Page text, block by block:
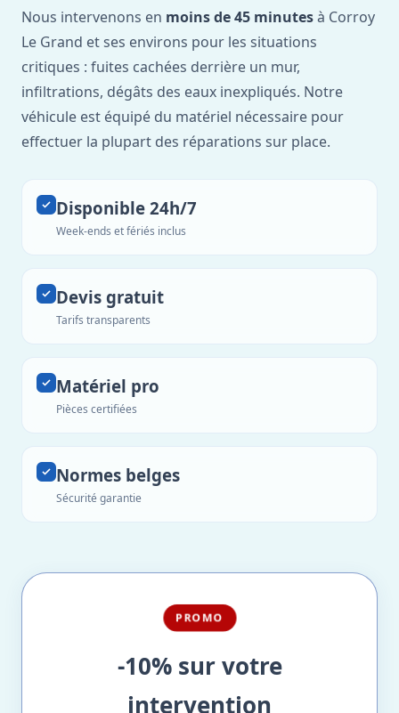
Nous intervenons en moins de 45 minutesà Corroy
Le Grand et ses environs pour les situations
critiques : fuites cachées derrière un mur,
infiltrations, dégâts des eaux inexpliqués. Notre
véhicule est équipé du matériel nécessaire pour
effectuer la plupart des réparations sur place.
Disponible 24h/7
Week-ends et fériés inclus
Devis gratuit
Tarifs transparents
Matériel pro
Pièces certifiées
Normes belges
Sécurité garantie
PROMO
-10% sur votre
intervention